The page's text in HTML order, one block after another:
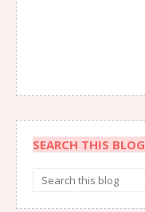
SEARCH THIS BLOG